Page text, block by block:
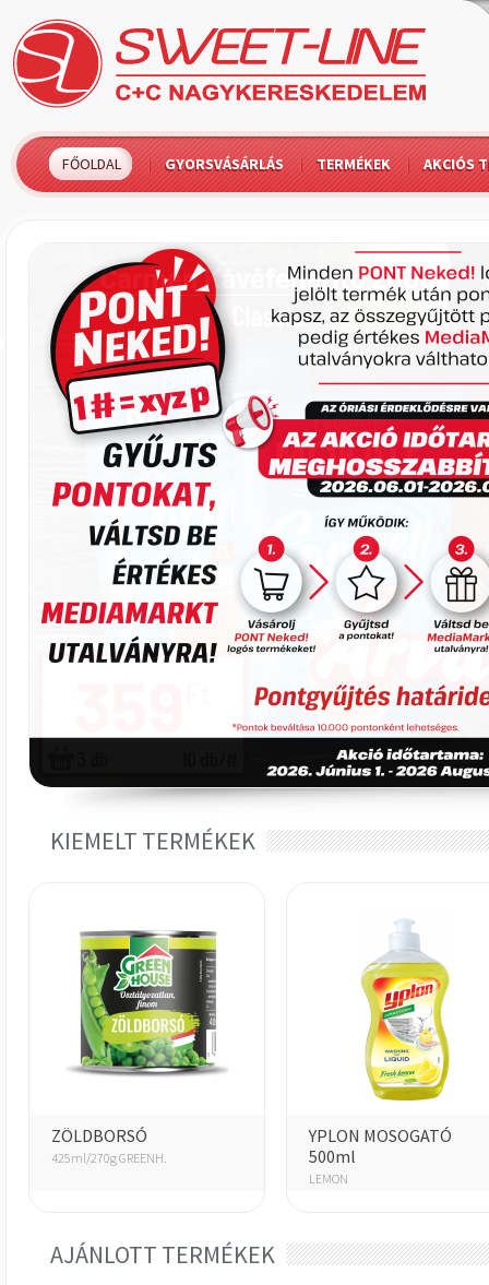
FŐOLDAL GYORSVÁSÁRLÁS TERMÉKEK AKCIÓS
KIEMELT TERMÉKEK
ZÖLDBORSÓ
425ml/270g GREENH.
YPLON MOSOGATÓ
500ml
LEMON
AJÁNLOTT TERMÉKEK